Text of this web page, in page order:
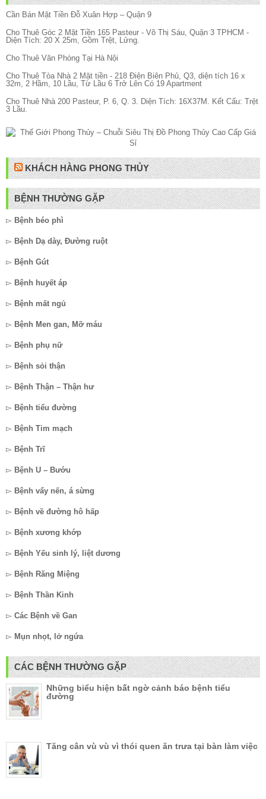
Cần Bán Mặt Tiền Đỗ Xuân Hợp – Quận 9
Cho Thuê Góc 2 Mặt Tiền 165 Pasteur - Võ Thị Sáu, Quận 3 TPHCM -
Diện Tích: 20 X 25m, Gồm Trệt, Lửng.
Cho Thuê Văn Phòng Tại Hà Nội
Cho Thuê Tòa Nhà 2 Mặt tiền - 218 Điện Biên Phủ, Q3, diện tích 16 x
32m, 2 Hầm, 10 Lầu, Từ Lầu 6 Trở Lên Có 19 Apartment
Cho Thuê Nhà 200 Pasteur, P. 6, Q. 3. Diện Tích: 16X37M. Kết Cấu: Trệt
3 Lầu.
KHÁCH HÀNG PHONG THỦY
BỆNH THƯỜNG GẶP
▻ Bệnh béo phì
▻ Bệnh Dạ dày, Đường ruột
▻ Bệnh Gút
▻ Bệnh huyết áp
▻ Bệnh mất ngủ
▻ Bệnh Men gan, Mỡ máu
▻ Bệnh phụ nữ
▻ Bệnh sỏi thận
▻ Bệnh Thận – Thận hư
▻ Bệnh tiểu đường
▻ Bệnh Tim mạch
▻ Bệnh Trĩ
▻ Bệnh U – Bướu
▻ Bệnh vẩy nến, á sừng
▻ Bệnh về đường hô hấp
▻ Bệnh xương khớp
▻ Bệnh Yếu sinh lý, liệt dương
▻ Bệnh Răng Miệng
▻ Bệnh Thần Kinh
▻ Các Bệnh về Gan
▻ Mụn nhọt, lở ngứa
CÁC BỆNH THƯỜNG GẶP
Những biểu hiện bất ngờ cảnh báo bệnh tiểu
đường
Tăng cân vù vù vì thói quen ăn trưa tại bàn làm việc